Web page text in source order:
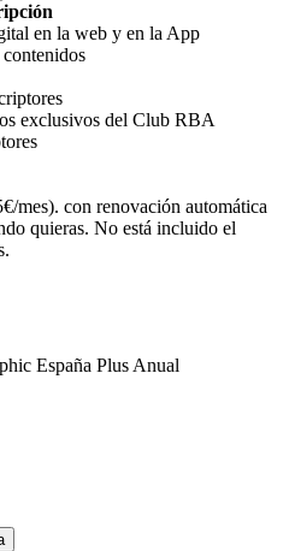
en la web y en la App
exclusivos del Club RBA
mes). con renovación automática
quieras. No está incluido el